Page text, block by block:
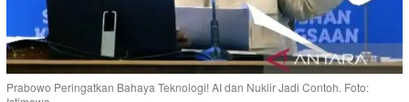
Prabowo Peringatkan Bahaya Teknologi! AI dan Nuklir Jadi Contoh. Foto: